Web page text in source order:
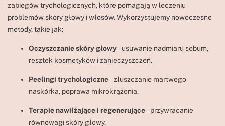
zabiegów trychologicznych, które pomagają w leczeniu
problemów skóry głowy i włosów. Wykorzystujemy nowoczesne
metody, takie jak:
Oczyszczanie skóry głowy– usuwanie nadmiaru sebum,
resztek kosmetyków i zanieczyszczeń.
Peelingi trychologiczne– złuszczanie martwego
naskórka, poprawa mikrokrążenia.
Terapie nawilżające i regenerujące– przywracanie
równowagi skóry głowy.